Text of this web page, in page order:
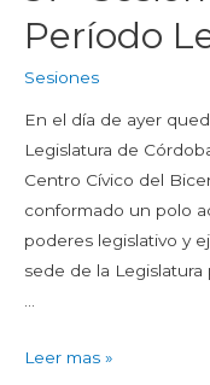
Período
Sesiones
En el día de ayer
Legislatura de
Centro Cívico del
conformado un polo
poderes legislativo y
sede de la Legislatura
…
Leer mas »